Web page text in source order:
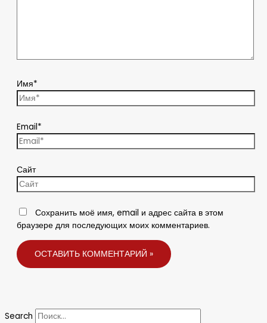
Имя*
Email*
Сайт
Сохранить моё имя, email и адрес сайта в этом
браузере для последующих моих комментариев.
Search